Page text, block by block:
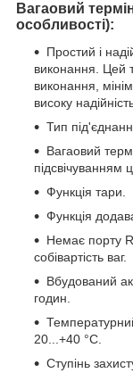
Вагаовий
особливості):
Простий і
виконання. Цей
виконання,
високу
Тип
Вагаовий
підсвічуванням
Функція тари.
Функція
Немає порту
собівартість ваг.
Вбудований
годин.
20...+40 °C.
Ступінь